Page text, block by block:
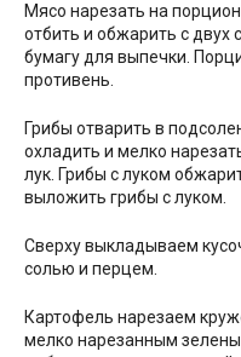
Мясо нарезать на
отбить и обжарить с двух
бумагу для выпечки.
противень.
Грибы отварить в
охладить и мелко
лук. Грибы с луком
выложить грибы с луком.
Сверху выкладываем
солью и перцем.
Картофель нарезаем
мелко нарезанным